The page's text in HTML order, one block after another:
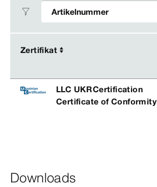
Zertifikat
Zertifikat
LLC UKRCertification
Certificate of Conformity
Downloads